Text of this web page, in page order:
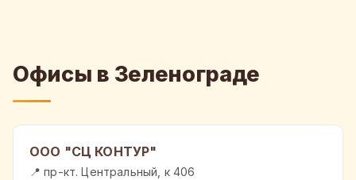
Офисы в Зеленограде
ООО "СЦ КОНТУР"
📍 пр-кт. Центральный, к 406